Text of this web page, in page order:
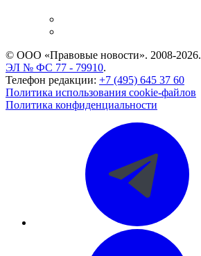
© ООО «Правовые новости». 2008-2026.
ЭЛ № ФС 77 - 79910.
Телефон редакции: +7 (495) 645 37 60
Политика использования cookie-файлов
Политика конфиденциальности